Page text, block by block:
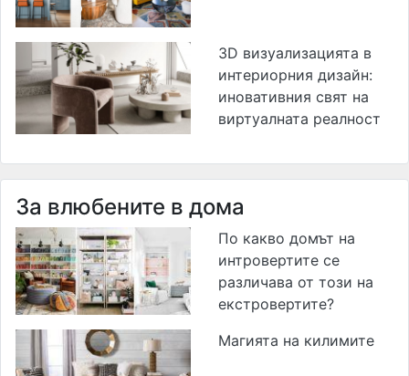
3D визуализацията в
интериорния дизайн:
иновативния свят на
виртуалната реалност
За влюбените в дома
По какво домът на
интровертите се
различава от този на
екстровертите?
Магията на килимите